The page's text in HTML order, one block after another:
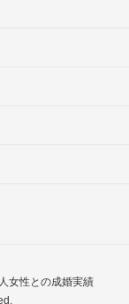
女性との成婚実績